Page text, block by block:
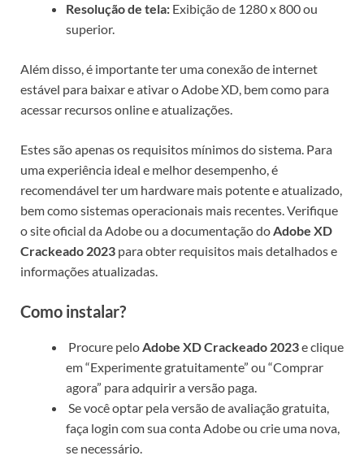
Resolução de tela: Exibição de 1280 x 800 ou
superior.
Além disso, é importante ter uma conexão de internet
estável para baixar e ativar o Adobe XD, bem como para
acessar recursos online e atualizações.
Estes são apenas os requisitos mínimos do sistema. Para
uma experiência ideal e melhor desempenho, é
recomendável ter um hardware mais potente e atualizado,
bem como sistemas operacionais mais recentes. Verifique
o site oficial da Adobe ou a documentação doAdobe XD
Crackeado 2023 para obter requisitos mais detalhados e
informações atualizadas.
Como instalar?
Procure peloAdobe XD Crackeado 2023e clique
em “Experimente gratuitamente” ou “Comprar
agora” para adquirir a versão paga.
Se você optar pela versão de avaliação gratuita,
faça login com sua conta Adobe ou crie uma nova,
se necessário.